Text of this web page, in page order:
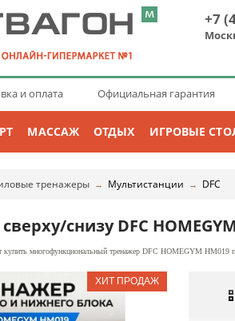
+7
и оплата Официальная гарантия
МАССАЖ ОТДЫХ ИГРОВЫЕ
тренажеры → Мультистанции → DFC
снизу DFC
купить многофункциональный тренажер DFC HOMEGYM